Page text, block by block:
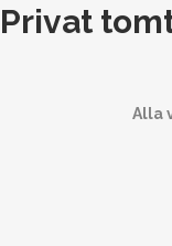
Privat
Alla